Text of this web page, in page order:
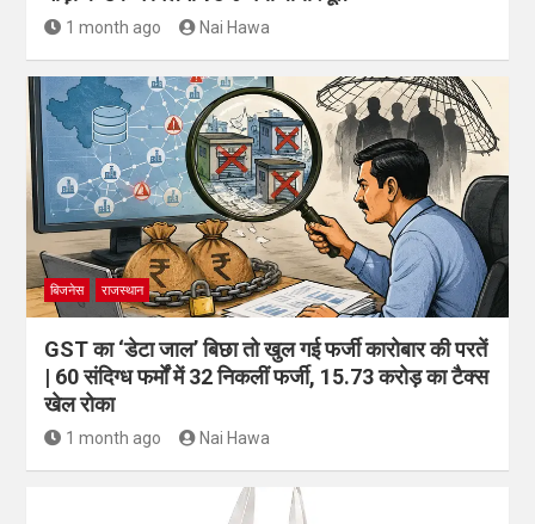
1 month ago Nai Hawa
बिजनेस राजस्थान
GST का ‘डेटा जाल’ बिछा तो खुल गई फर्जी कारोबार की परतें
| 60 संदिग्ध फर्मों में 32 निकलीं फर्जी, 15.73 करोड़ का टैक्स
खेल रोका
1 month ago Nai Hawa